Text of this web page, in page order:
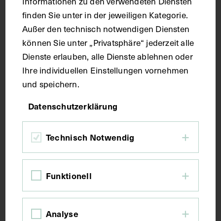
Handschrift
Maße
Der Text ist die ergänzende Beschreibung in
deutscher Sprache zum anatomischen Wachsmodell
der oberflächlichen Muskelschicht.
Schlagwörter
finden Sie unter in der jeweiligen Kategorie.
Außer den technisch notwendigen Diensten
können Sie unter „Privatsphäre“ jederzeit alle
Dienste erlauben, alle Dienste ablehnen oder
Ihre individuellen Einstellungen vornehmen
und speichern.
Datenschutzerklärung
Technisch Notwendig
Funktionell
Analyse